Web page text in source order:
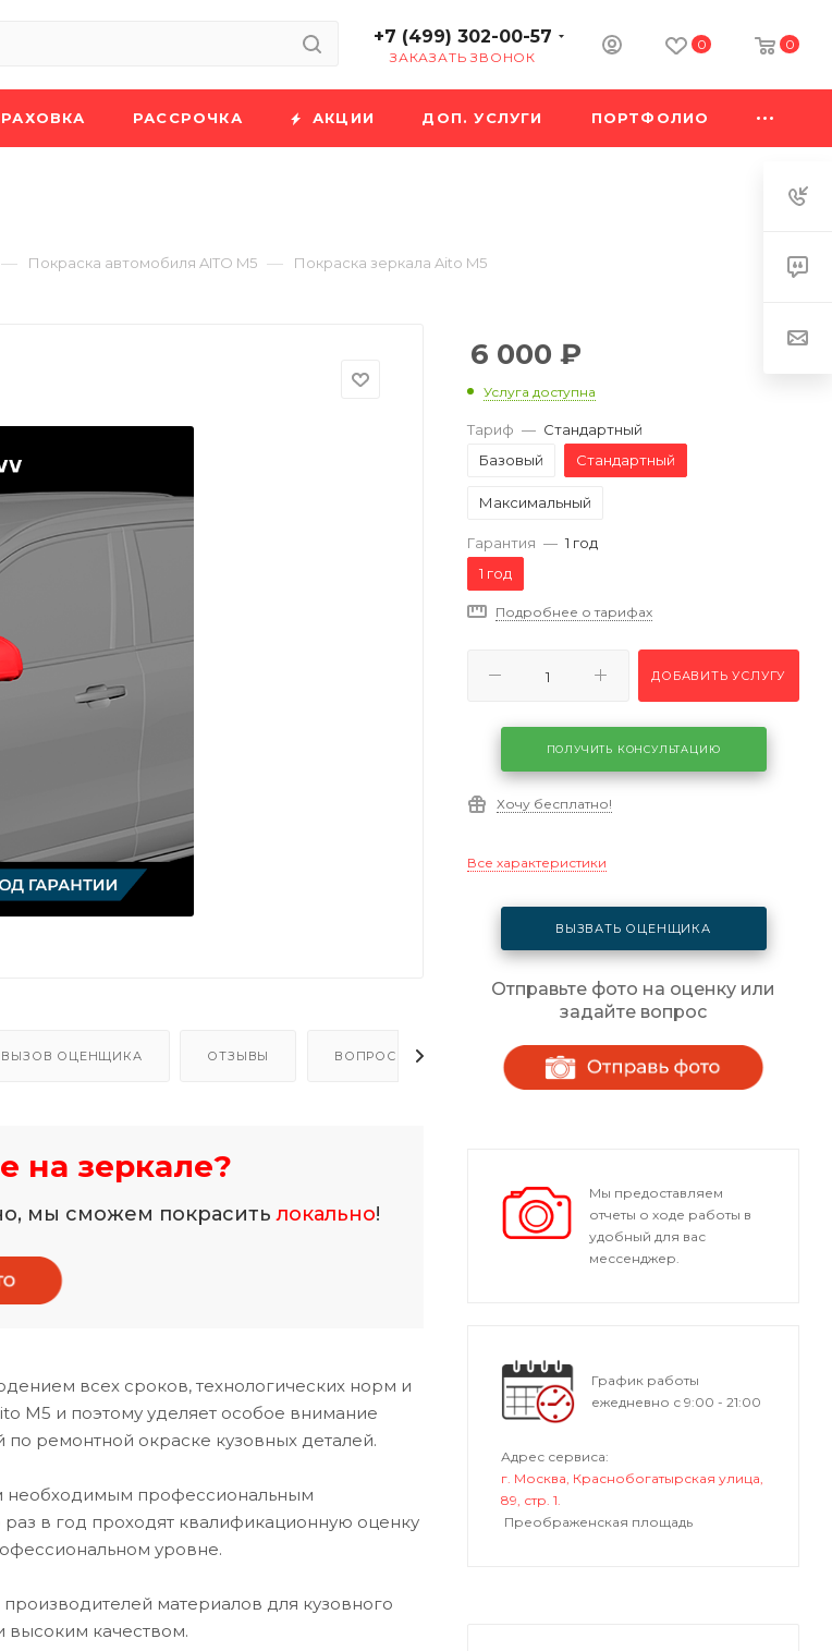
+7 (499) 302-00-57
ЗАКАЗАТЬ ЗВОНОК
0 0
РАССРОЧКА АКЦИИ ДОП. УСЛУГИ ПОРТФОЛИО
— Покраска автомобиля AITO M5 — Покраска зеркала Aito M5
ВЫЗОВ ОЦЕНЩИКА ОТЗЫВЫ ВОПРОСЫ - ОТВЕТЫ
на зеркале?
мы сможем покраситьлокально!
всех сроков, технологических норм и
M5 и поэтому уделяет особое внимание
ремонтной окраске кузовных деталей.
необходимым профессиональным
в год проходят квалификационную оценку
уровне.
материалов для кузовного
высоким качеством.
6 000 ₽
Услуга доступна
Тариф — Стандартный
Базовый
Стандартный
Максимальный
Гарантия — 1 год
1 год
Подробнее о тарифах
ДОБАВИТЬ УСЛУГУ
ПОЛУЧИТЬ КОНСУЛЬТАЦИЮ
Хочу бесплатно!
Все характеристики
ВЫЗВАТЬ ОЦЕНЩИКА
Отправьте фото на оценку или
задайте вопрос
Мы предоставляем
отчеты о ходе работы в
удобный для вас
мессенджер.
График работы
ежедневно с 9:00 - 21:00
Адрес сервиса:
г. Москва, Краснобогатырская улица,
89, стр. 1.
Преображенская площадь